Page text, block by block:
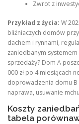
Zwrot z
Przykład z życia: W
bliźniaczych domów
dachem i rynnami,
zaniedbanym
sprzedaży? Dom A
000 zł po 4 miesiącach
doprowadzenia domu B
naprawa, usuwanie
Koszty
tabela